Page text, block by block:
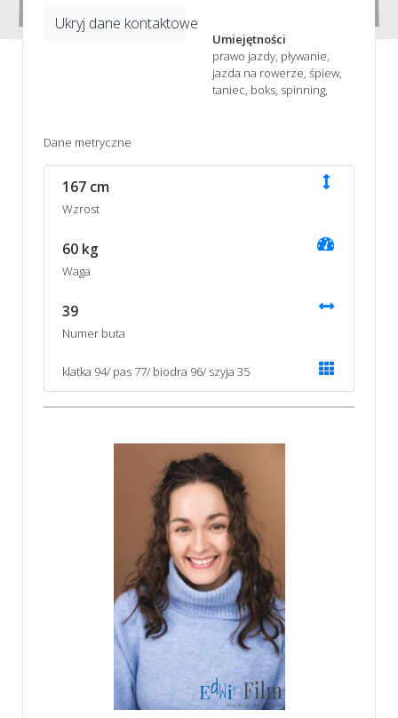
Ukryj dane kontaktowe
Umiejętności
prawo jazdy, pływanie,
jazda na rowerze, śpiew,
taniec, boks, spinning,
Dane metryczne
167 cm
Wzrost
60 kg
Waga
39
Numer buta
klatka 94/ pas 77/ biodra 96/ szyja 35